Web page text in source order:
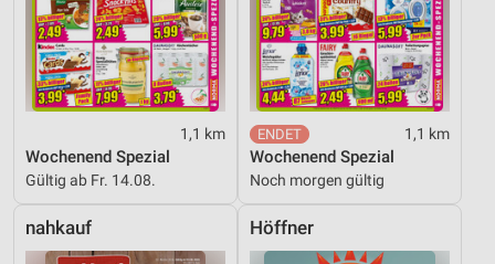
1,1 km
Wochenend Spezial
Gültig ab Fr. 14.08.
1,1 km
Wochenend Spezial
Noch morgen gültig
nahkauf Höffner